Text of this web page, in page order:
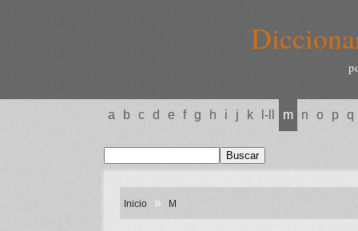
a b c d e f g h i j k l-ll m n o p q
Inicio » M